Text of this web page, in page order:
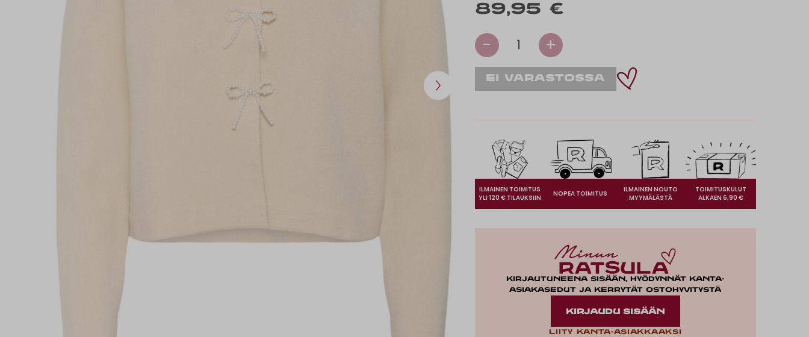
89,95 €
- 1 +
ILMAINEN TOIMITUS
YLI 120 € TILAUKSIIN
NOPEA TOIMITUS
ILMAINEN NOUTO
MYYMÄLÄSTÄ
TOIMITUSKULUT
ALKAEN 6,90 €
Kirjautuneena sisään, hyödynnät kanta-
asiakasedut ja kerrytät ostohyvitystä
KIRJAUDU SISÄÄN
Liity kanta-asiakkaaksi